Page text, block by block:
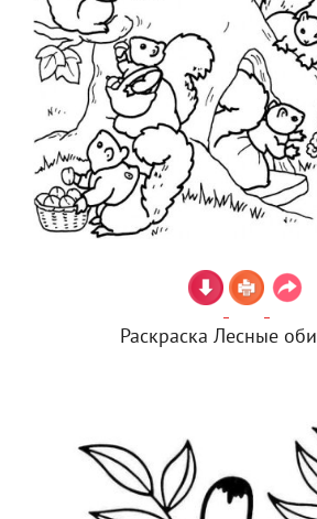
Раскраска Лесные